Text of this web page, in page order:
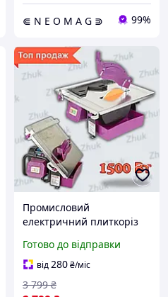
⋐ N E O M A G ⋑ 99%
Промисловий
електричний плиткоріз
плиткоріз електричний
Готово до відправки
від280₴/міс
3 799 ₴